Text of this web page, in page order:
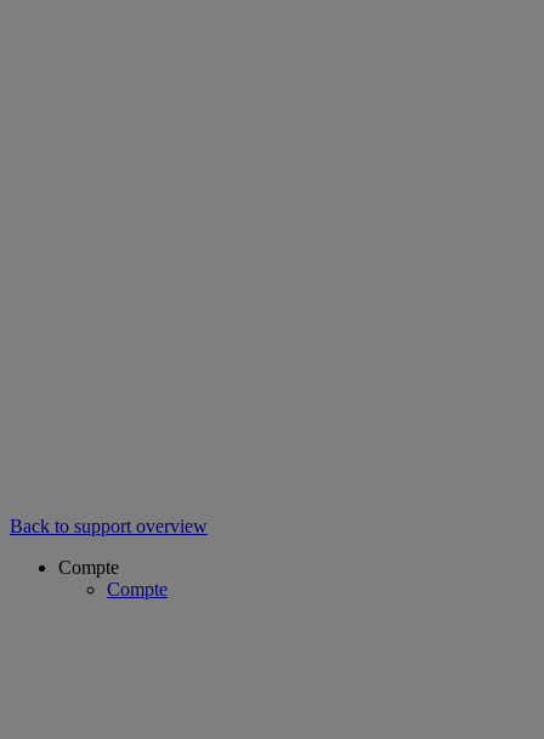
Back to support overview
Compte
Compte